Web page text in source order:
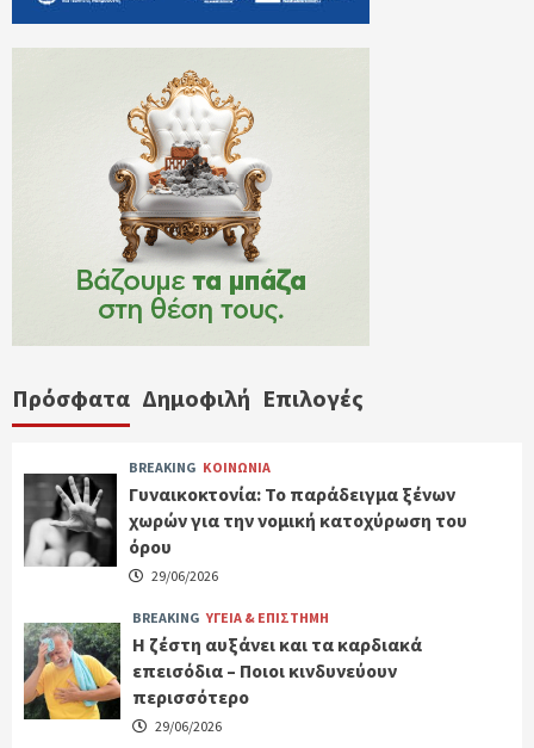
Πρόσφατα Δημοφιλή Επιλογές
BREAKING ΚΟΙΝΩΝΙΑ
Γυναικοκτονία: Το παράδειγμα ξένων
χωρών για την νομική κατοχύρωση του
όρου
29/06/2026
BREAKING ΥΓΕΙΑ & ΕΠΙΣΤΗΜΗ
Η ζέστη αυξάνει και τα καρδιακά
επεισόδια – Ποιοι κινδυνεύουν
περισσότερο
29/06/2026